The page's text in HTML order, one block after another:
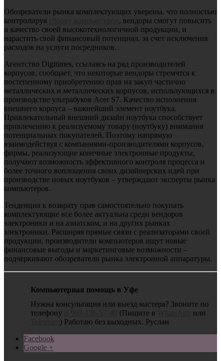
Обозреватели рынка комплектующих уверены, что полностью
контролируя
, вендоры смогут повысить
и качество своей высокотехнологичной продукции, и
нарастить свой финансовый потенциал, за счет исключения
расходов на услуги посредников.
Агентство Digitimes, ссылаясь на ряд производителей
корпусов, сообщает, что некоторые вендоры стремчтся к
постепенному приобретению прав на закуп частично
металлических и металлических корпусов, использующихся в
производстве ультрабуков Acer S7. Качество исполнения
внешнего корпуса – важнейший элемент ноутбука.
Привлекательный внешний дизайн ноутбука способствует
привлечению к реализуемому товару (ноутбуку) внимания
потенциальных покупателей. Поэтому напрямую
взаимодействуя с компаниями-производителями корпусов,
фирмы, реализующие конечные электронные продукты,
получают возможность эффективного контроля процесса и
более точного воплощения своих дизайнерских идей при
производстве новых ноутбуков – утверждают эксперты рынка
компьютеров.
Тенденция к возврату прав самостоятельно покупать
комплектующие все более актуальна среди вендоров
электроники и на азиатском, и на других рынках
электроники. Расширяя прямые связи с реализаторами своей
продукции, производители компьютеров ищут новые
финансовые выгоды и маркетинговые возможности –
подчеркивают обозреватели рынка электронной аппаратуры.
Компьютерная помощь в Уфе
Нужна консультация или выезд мастера? Звоните по
телефону
(Пишите в
или
) Работаю без выходных. Руслан
Facebook
Google +